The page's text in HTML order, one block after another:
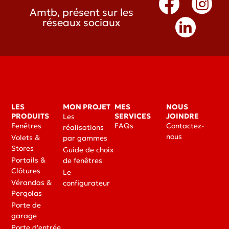
Amtb, présent sur les
réseaux sociaux
LES
PRODUITS
Fenêtres
Volets &
Stores
Portails &
Clôtures
Vérandas &
Pergolas
Porte de
garage
MON PROJET
Les
réalisations
par gammes
Guide de choix
de fenêtres
Le
configurateur
MES
SERVICES
FAQs
NOUS
JOINDRE
Contactez-
nous